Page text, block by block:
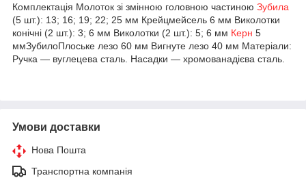
Комплектація Молоток зі змінною головною частиною Зубила
(5 шт.): 13; 16; 19; 22; 25 мм Крейцмейсель 6 мм Виколотки
конічні (2 шт.): 3; 6 мм Виколотки (2 шт.): 5; 6 мм Керн 5
ммЗубилоПлоське лезо 60 мм Вигнуте лезо 40 мм Матеріали:
Ручка — вуглецева сталь. Насадки — хромованадієва сталь.
Умови доставки
Нова Пошта
Транспортна компанія